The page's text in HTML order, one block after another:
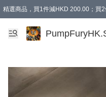
精選商品，買1件減HKD 200.00；買
AAPE商品,會員專享9折或以上（按
精選商品，任選買2件或以上減HKD
購物滿 HKD 800.00即享免運費優惠